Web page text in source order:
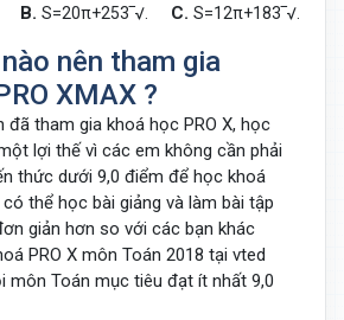
B. S=20π+253‾√ C. S=12π+183‾√
nên tham gia
XMAX ?
đã tham gia khoá học PRO X, học
lợi thế vì các em không cần phải
thức dưới 9,0 điểm để học khoá
thể học bài giảng và làm bài tập
giản hơn so với các bạn khác
PRO X môn Toán 2018 tại vted
môn Toán mục tiêu đạt ít nhất 9,0